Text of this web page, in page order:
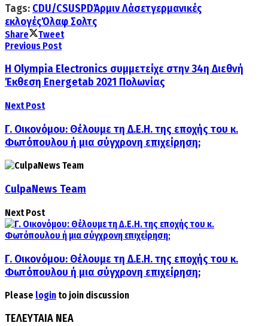
Tags: CDU/CSUSPDΆρμιν Λάσετγερμανικές
εκλογέςΌλαφ Σολτς
Share
Tweet
Previous Post
Η Olympia Electronics συμμετείχε στην 34η Διεθνή
Έκθεση Energetab 2021 Πολωνίας
Next Post
Γ. Οικονόμου: Θέλουμε τη Δ.Ε.Η. της εποχής του κ.
Φωτόπουλου ή μια σύγχρονη επιχείρηση;
CulpaNews Team
Next Post
Γ. Οικονόμου: Θέλουμε τη Δ.Ε.Η. της εποχής του κ.
Φωτόπουλου ή μια σύγχρονη επιχείρηση;
Please login to join discussion
ΤΕΛΕΥΤΑΙΑ ΝΕΑ